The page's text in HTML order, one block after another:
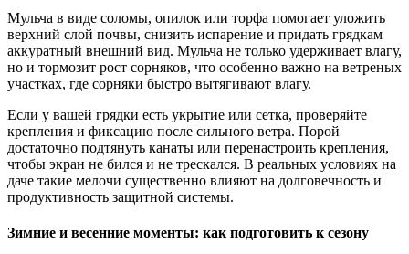
Мульча в виде соломы, опилок или торфа помогает уложить
верхний слой почвы, снизить испарение и придать грядкам
аккуратный внешний вид. Мульча не только удерживает влагу,
но и тормозит рост сорняков, что особенно важно на ветреных
участках, где сорняки быстро вытягивают влагу.
Если у вашей грядки есть укрытие или сетка, проверяйте
крепления и фиксацию после сильного ветра. Порой
достаточно подтянуть канаты или перенастроить крепления,
чтобы экран не бился и не трескался. В реальных условиях на
даче такие мелочи существенно влияют на долговечность и
продуктивность защитной системы.
Зимние и весенние моменты: как подготовить к сезону